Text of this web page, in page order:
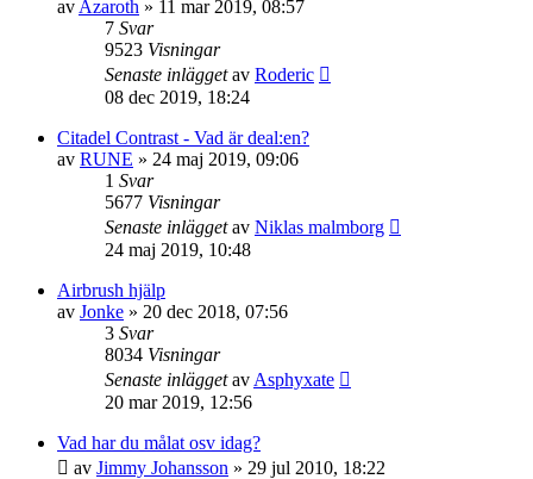
av Azaroth » 11 mar 2019, 08:57
7 Svar
9523 Visningar
Senaste inläggetav Roderic
08 dec 2019, 18:24
Citadel Contrast - Vad är deal:en?
av RUNE » 24 maj 2019, 09:06
1 Svar
5677 Visningar
Senaste inläggetav Niklas malmborg
24 maj 2019, 10:48
Airbrush hjälp
av Jonke » 20 dec 2018, 07:56
3 Svar
8034 Visningar
Senaste inläggetav Asphyxate
20 mar 2019, 12:56
Vad har du målat osv idag?
av Jimmy Johansson » 29 jul 2010, 18:22